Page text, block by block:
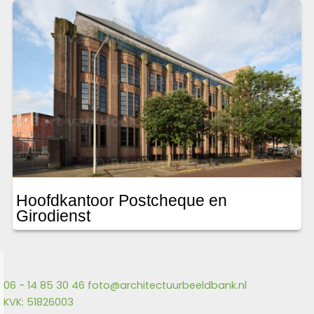
Hoofdkantoor Postcheque en
Girodienst
06 - 14 85 30 46 foto@architectuurbeeldbank.nl
KVK: 51826003